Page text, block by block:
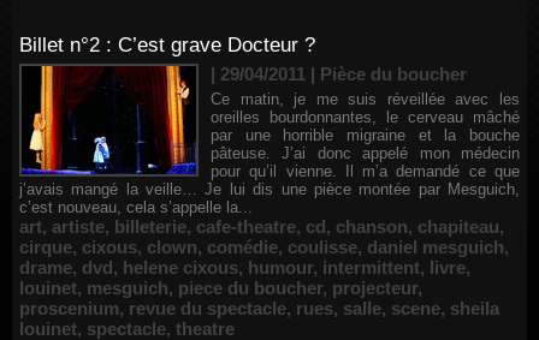
Billet n°2 : C’est grave Docteur ?
| 29/04/2011 | Pièce du boucher
Ce matin, je me suis réveillée avec les
oreilles bourdonnantes, le cerveau mâché
par une horrible migraine et la bouche
pâteuse. J’ai donc appelé mon médecin
pour qu’il vienne. Il m’a demandé ce que
j’avais mangé la veille… Je lui dis une pièce montée par Mesguich,
c’est nouveau, cela s’appelle la...
art, artiste, billeterie, cafe-theatre, cd, chanson, chapiteau,
cirque, cixous, clown, comédie, coulisse, daniel mesguich,
drame, dvd, helene cixous, humour, intermittent, livre,
louinet, mesguich, piece du boucher, projecteur,
proscenium, revue du spectacle, rues, salle, scene, sheila
louinet, spectacle, theatre